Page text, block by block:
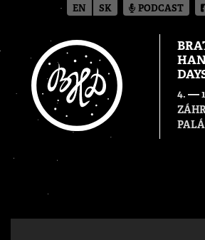
4. —
EN SK PODCAST